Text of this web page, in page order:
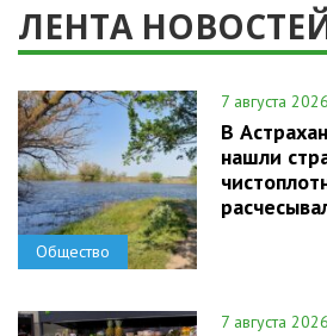
ЛЕНТА
Общество
7 августа
В
нашли
7 августа